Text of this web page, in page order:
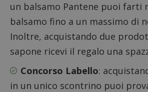
un balsamo Pantene puoi farti
balsamo fino a un massimo di
Inoltre, acquistando due
sapone ricevi il regalo una
Concorso Labello:
in un unico scontrino puoi